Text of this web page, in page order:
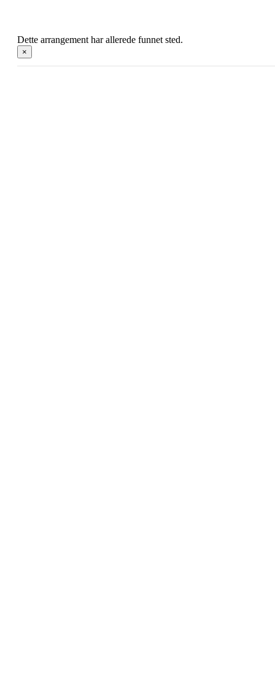
Dette arrangement har allerede funnet sted.
×